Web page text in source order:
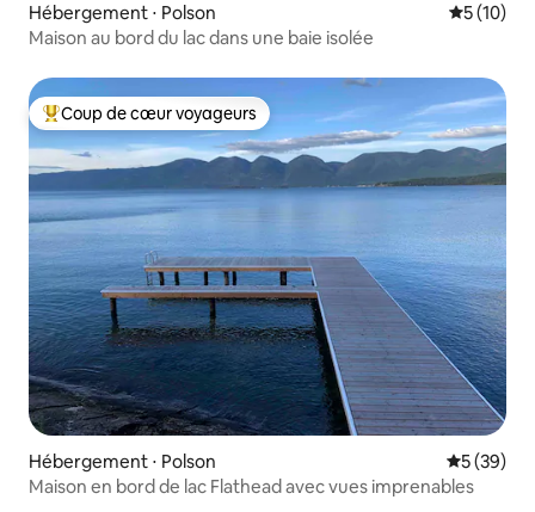
Hébergement ⋅ Polson
5 (10)
Maison au bord du lac dans une baie isolée
Coups de cœur voyageurs les plus appréciés
Coup de cœur voyageurs
Hébergement ⋅ Polson
5 (39)
Maison en bord de lac Flathead avec vues imprenables